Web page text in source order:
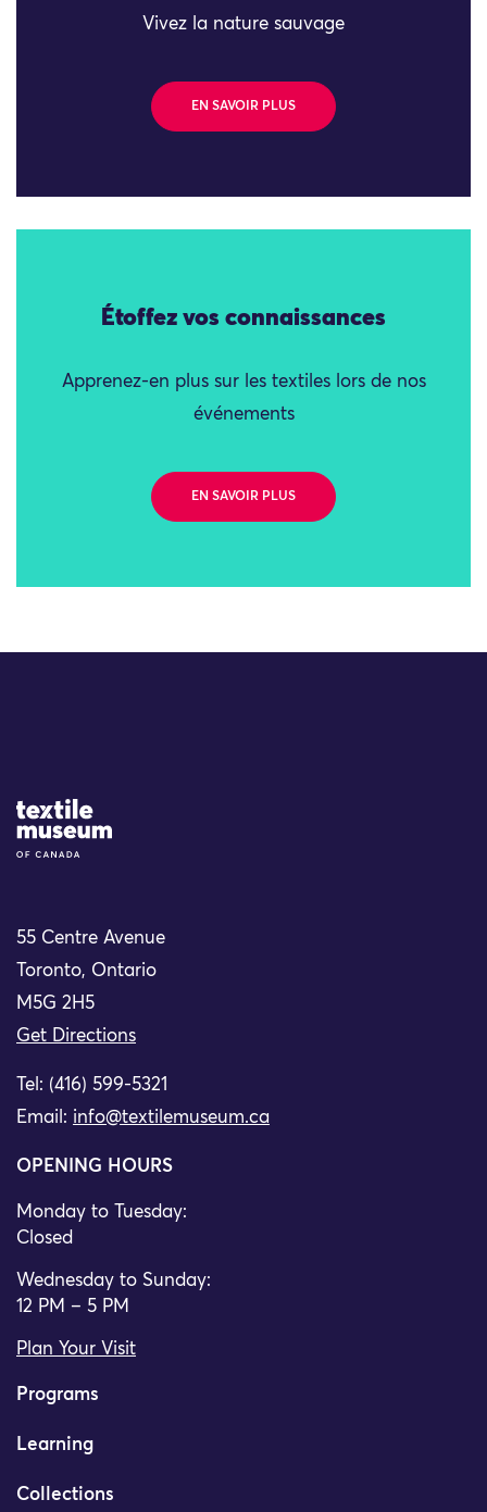
Vivez la nature sauvage
EN SAVOIR PLUS
Étoffez vos connaissances
Apprenez-en plus sur les textiles lors de nos
événements
EN SAVOIR PLUS
Site Logo
55 Centre Avenue
Toronto, Ontario
M5G 2H5
Get Directions
Tel: (416) 599-5321
Email: info@textilemuseum.ca
OPENING HOURS
Monday to Tuesday:
Closed
Wednesday to Sunday:
12 PM – 5 PM
Plan Your Visit
Programs
Learning
Collections